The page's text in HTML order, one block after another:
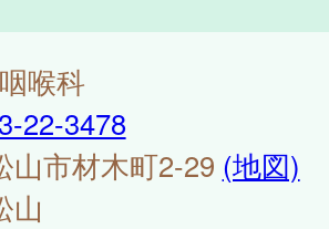
喉科
22-3478
山市材木町2-29 (地図)
山